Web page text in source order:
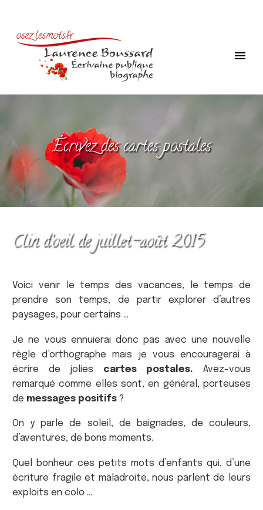
Écrivez des cartes postales
Clin d’oeil de juillet-août 2015
Voici venir le temps des vacances, le temps de
prendre son temps, de partir explorer d’autres
paysages, pour certains …
Je ne vous ennuierai donc pas avec une nouvelle
règle d’orthographe mais je vous encouragerai à
écrire de jolies cartes postales. Avez-vous
remarqué comme elles sont, en général, porteuses
de messages positifs ?
On y parle de soleil, de baignades, de couleurs,
d’aventures, de bons moments.
Quel bonheur ces petits mots d’enfants qui, d’une
écriture fragile et maladroite, nous parlent de leurs
exploits en colo …